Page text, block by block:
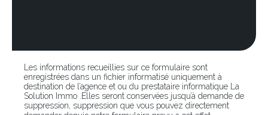
Les informations recueillies sur ce formulaire sont
enregistrées dans un fichier informatisé uniquement à
destination de l’agence et ou du prestataire informatique La
Solution Immo .Elles seront conservées jusqu’à demande de
suppression, suppression que vous pouvez directement